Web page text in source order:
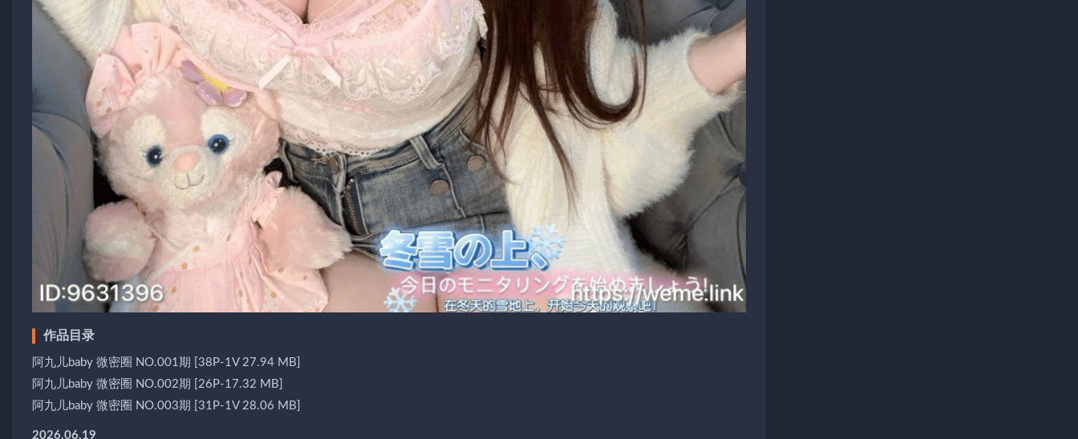
作品目录
阿九儿baby 微密圈 NO.001期 [38P-1V 27.94 MB]
阿九儿baby 微密圈 NO.002期 [26P-17.32 MB]
阿九儿baby 微密圈 NO.003期 [31P-1V 28.06 MB]
2026.06.19